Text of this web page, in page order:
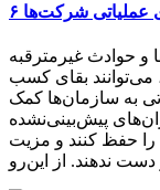
عملیاتی شرکت‌ها
و حوادث غیرمترقبه
می‌توانند بقای کسب
به سازمان‌ها کمک
پیش‌بینی‌نشده
را حفظ کنند و مزیت